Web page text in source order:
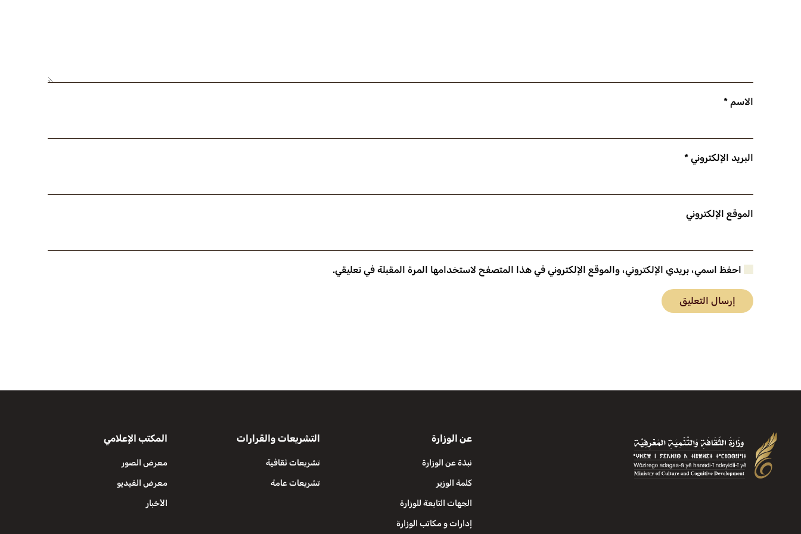
الاسم *
البريد الإلكتروني *
الموقع الإلكتروني
احفظ اسمي، بريدي الإلكتروني، والموقع الإلكتروني في هذا المتصفح لاستخدامها المرة المقبلة في تعليقي.
إرسال التعليق
عن الوزارة
نبذة عن الوزارة
كلمة الوزير
الجهات التابعة للوزارة
إدارات و مكاتب الوزارة
التشريعات والقرارات
تشريعات ثقافية
تشريعات عامة
المكتب الإعلامي
معرض الصور
معرض الفيديو
الأخبار